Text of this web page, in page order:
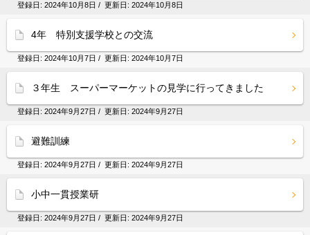
登録日: 2024年10月8日 / 更新日: 2024年10月8日
4年 特別支援学校との交流
登録日: 2024年10月7日 / 更新日: 2024年10月7日
３年生 スーパーマーケットの見学に行ってきました
登録日: 2024年9月27日 / 更新日: 2024年9月27日
避難訓練
登録日: 2024年9月27日 / 更新日: 2024年9月27日
小中一貫授業研
登録日: 2024年9月27日 / 更新日: 2024年9月27日